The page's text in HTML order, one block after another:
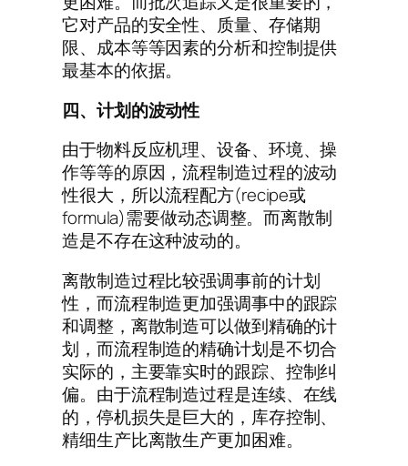
它对产品的安全性、质量、存储期
限、成本等等因素的分析和控制提供
最基本的依据。
四、计划的波动性
由于物料反应机理、设备、环境、操
作等等的原因，流程制造过程的波动
性很大，所以流程配方(recipe或
formula)需要做动态调整。而离散制
造是不存在这种波动的。
离散制造过程比较强调事前的计划
性，而流程制造更加强调事中的跟踪
和调整，离散制造可以做到精确的计
划，而流程制造的精确计划是不切合
实际的，主要靠实时的跟踪、控制纠
偏。由于流程制造过程是连续、在线
的，停机损失是巨大的，库存控制、
精细生产比离散生产更加困难。